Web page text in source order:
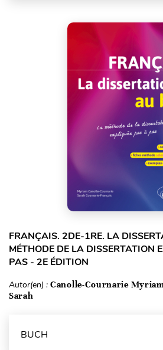
FRANÇAIS. 2DE-1RE. LA
MÉTHODE DE LA DISSERTATION
PAS - 2E ÉDITION
Autor(en) : Canolle-Cournarie
Sarah
BUCH